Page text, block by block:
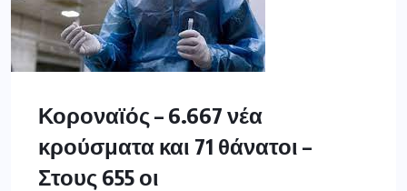
Κοροναϊός – 6.667 νέα
κρούσματα και 71 θάνατοι –
Στους 655 οι